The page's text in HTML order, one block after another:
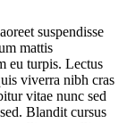
suspendisse
mattis
eu turpis. Lectus
viverra nibh cras
vitae nunc sed
Blandit cursus